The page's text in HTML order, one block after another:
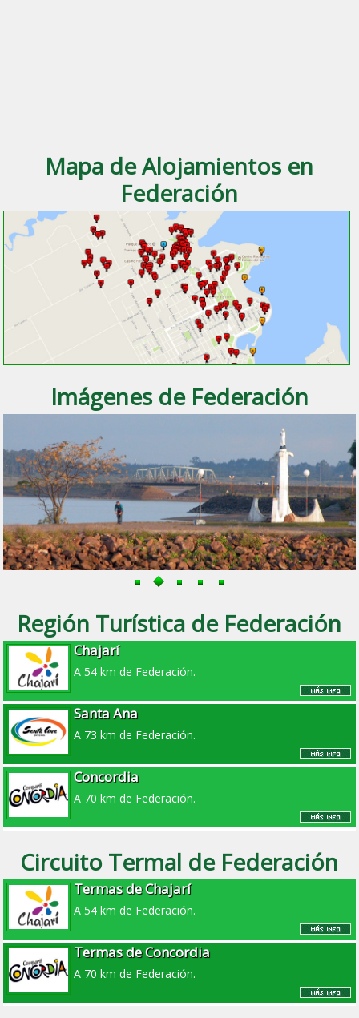
Mapa de Alojamientos en
Federación
Imágenes de Federación
Región Turística de Federación
Chajarí
A 54 km de Federación.
Santa Ana
A 73 km de Federación.
Concordia
A 70 km de Federación.
Circuito Termal de Federación
Termas de Chajarí
A 54 km de Federación.
Termas de Concordia
A 70 km de Federación.